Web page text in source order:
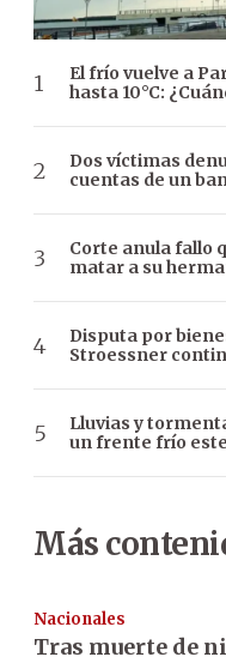
El frío vuelve a
hasta 10°C:
Dos víctimas
cuentas de un
Corte anula fallo
matar a su
Disputa por
Stroessner
Lluvias y
un frente frío
Más
Nacionales
Tras muerte de